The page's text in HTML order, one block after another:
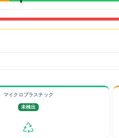
マイクロプラスチック
未検出